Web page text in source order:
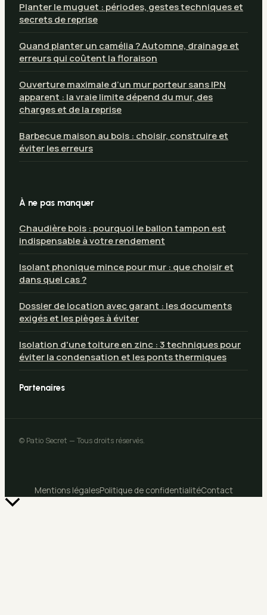
Planter le muguet : périodes, gestes techniques et
secrets de reprise
Quand planter un camélia ? Automne, drainage et
erreurs qui coûtent la floraison
Ouverture maximale d’un mur porteur sans IPN
apparent : la vraie limite dépend du mur, des
charges et de la reprise
Barbecue maison au bois : choisir, construire et
éviter les erreurs
À ne pas manquer
Chaudière bois : pourquoi le ballon tampon est
indispensable à votre rendement
Isolant phonique mince pour mur : que choisir et
dans quel cas ?
Dossier de location avec garant : les documents
exigés et les pièges à éviter
Isolation d'une toiture en zinc : 3 techniques pour
éviter la condensation et les ponts thermiques
Partenaires
© Patio Secret — Tous droits réservés.
Mentions légalesPolitique de confidentialitéContact